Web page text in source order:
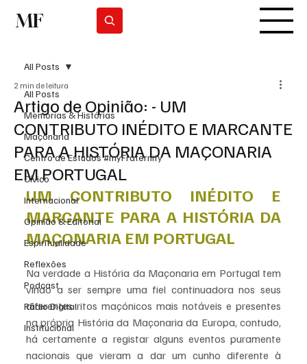
MF
All Posts
Memórias & Histórias
Maçonaria
Centro de Estudos #myFraternity
Cívico
Internacional
Opinião & Editorial
Espiritualidade
Reflexões
Podcast
Rádio Digital
Institucional
All Posts
Artigo de Opinião: - UM
CONTRIBUTO INÉDITO E MARCANTE
PARA A HISTÓRIA DA MAÇONARIA
EM PORTUGAL
2 min de leitura
UM CONTRIBUTO INÉDITO E
MARCANTE PARA A HISTÓRIA DA
MAÇONARIA EM PORTUGAL
Na verdade a História da Maçonaria em Portugal tem
vindo a ser sempre uma fiel continuadora nos seus
diferentes ritos maçónicos mais notáveis e presentes
na própria História da Maçonaria da Europa, contudo,
há certamente a registar alguns eventos puramente
nacionais que vieram a dar um cunho diferente à